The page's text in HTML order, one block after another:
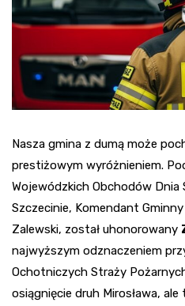
Nasza gmina z dumą może
prestiżowym wyróżnieniem.
Wojewódzkich Obchodów Dnia
Szczecinie, Komendant Gminny
Zalewski, został uhonorowany
najwyższym odznaczeniem
Ochotniczych Straży
osiągnięcie druh Mirosława,